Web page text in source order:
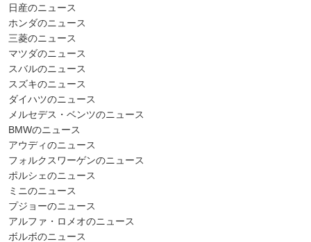
日産のニュース
ホンダのニュース
三菱のニュース
マツダのニュース
スバルのニュース
スズキのニュース
ダイハツのニュース
メルセデス・ベンツのニュース
BMWのニュース
アウディのニュース
フォルクスワーゲンのニュース
ポルシェのニュース
ミニのニュース
プジョーのニュース
アルファ・ロメオのニュース
ボルボのニュース